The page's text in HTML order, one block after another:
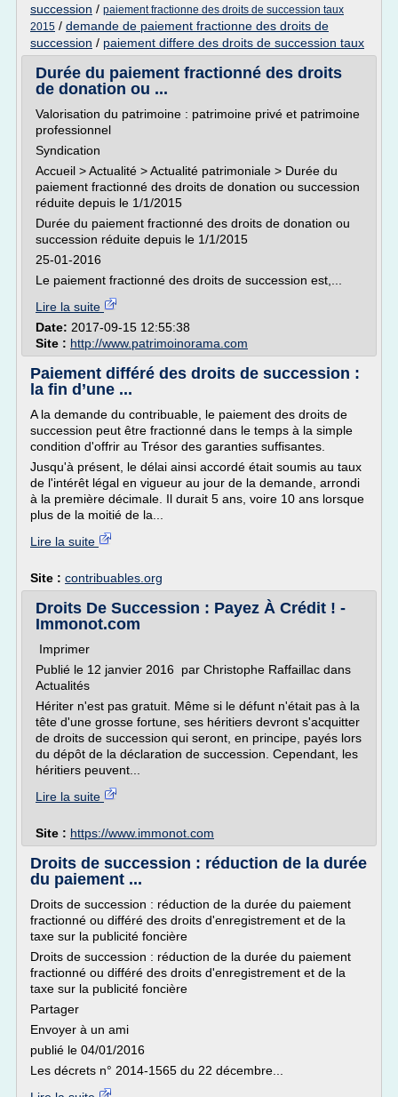
succession / paiement fractionne des droits de succession taux
2015 / demande de paiement fractionne des droits de
succession / paiement differe des droits de succession taux
Durée du paiement fractionné des droits
de donation ou ...
Valorisation du patrimoine : patrimoine privé et patrimoine
professionnel
Syndication
Accueil > Actualité > Actualité patrimoniale > Durée du
paiement fractionné des droits de donation ou succession
réduite depuis le 1/1/2015
Durée du paiement fractionné des droits de donation ou
succession réduite depuis le 1/1/2015
25-01-2016
Le paiement fractionné des droits de succession est,...
Lire la suite
Date: 2017-09-15 12:55:38
Site : http://www.patrimoinorama.com
Paiement différé des droits de succession :
la fin d’une ...
A la demande du contribuable, le paiement des droits de
succession peut être fractionné dans le temps à la simple
condition d'offrir au Trésor des garanties suffisantes.
Jusqu'à présent, le délai ainsi accordé était soumis au taux
de l'intérêt légal en vigueur au jour de la demande, arrondi
à la première décimale. Il durait 5 ans, voire 10 ans lorsque
plus de la moitié de la...
Lire la suite
Site : contribuables.org
Droits De Succession : Payez À Crédit ! -
Immonot.com
Imprimer
Publié le 12 janvier 2016 par Christophe Raffaillac dans
Actualités
Hériter n'est pas gratuit. Même si le défunt n'était pas à la
tête d'une grosse fortune, ses héritiers devront s'acquitter
de droits de succession qui seront, en principe, payés lors
du dépôt de la déclaration de succession. Cependant, les
héritiers peuvent...
Lire la suite
Site : https://www.immonot.com
Droits de succession : réduction de la durée
du paiement ...
Droits de succession : réduction de la durée du paiement
fractionné ou différé des droits d'enregistrement et de la
taxe sur la publicité foncière
Droits de succession : réduction de la durée du paiement
fractionné ou différé des droits d'enregistrement et de la
taxe sur la publicité foncière
Partager
Envoyer à un ami
publié le 04/01/2016
Les décrets n° 2014-1565 du 22 décembre...